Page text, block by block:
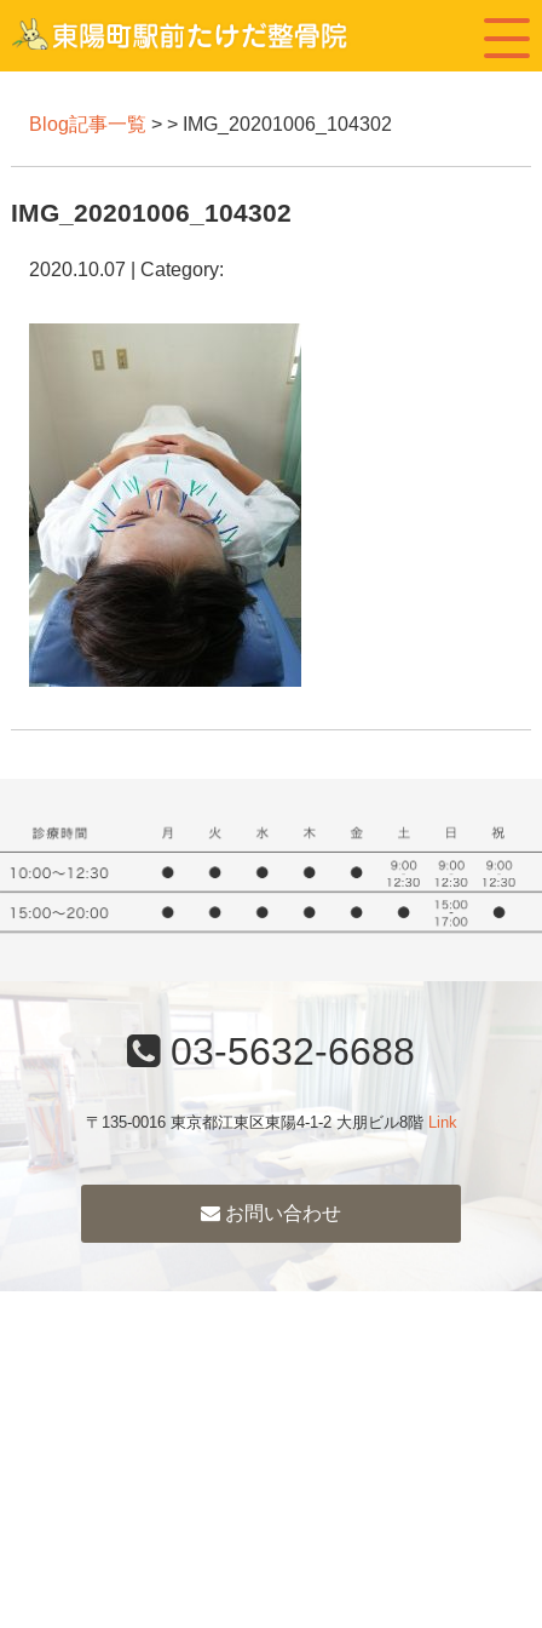
Blog記事一覧 > > IMG_20201006_104302
IMG_20201006_104302
2020.10.07 | Category:
03-5632-6688
〒135-0016 東京都江東区東陽4-1-2 大朋ビル8階 Link
お問い合わせ